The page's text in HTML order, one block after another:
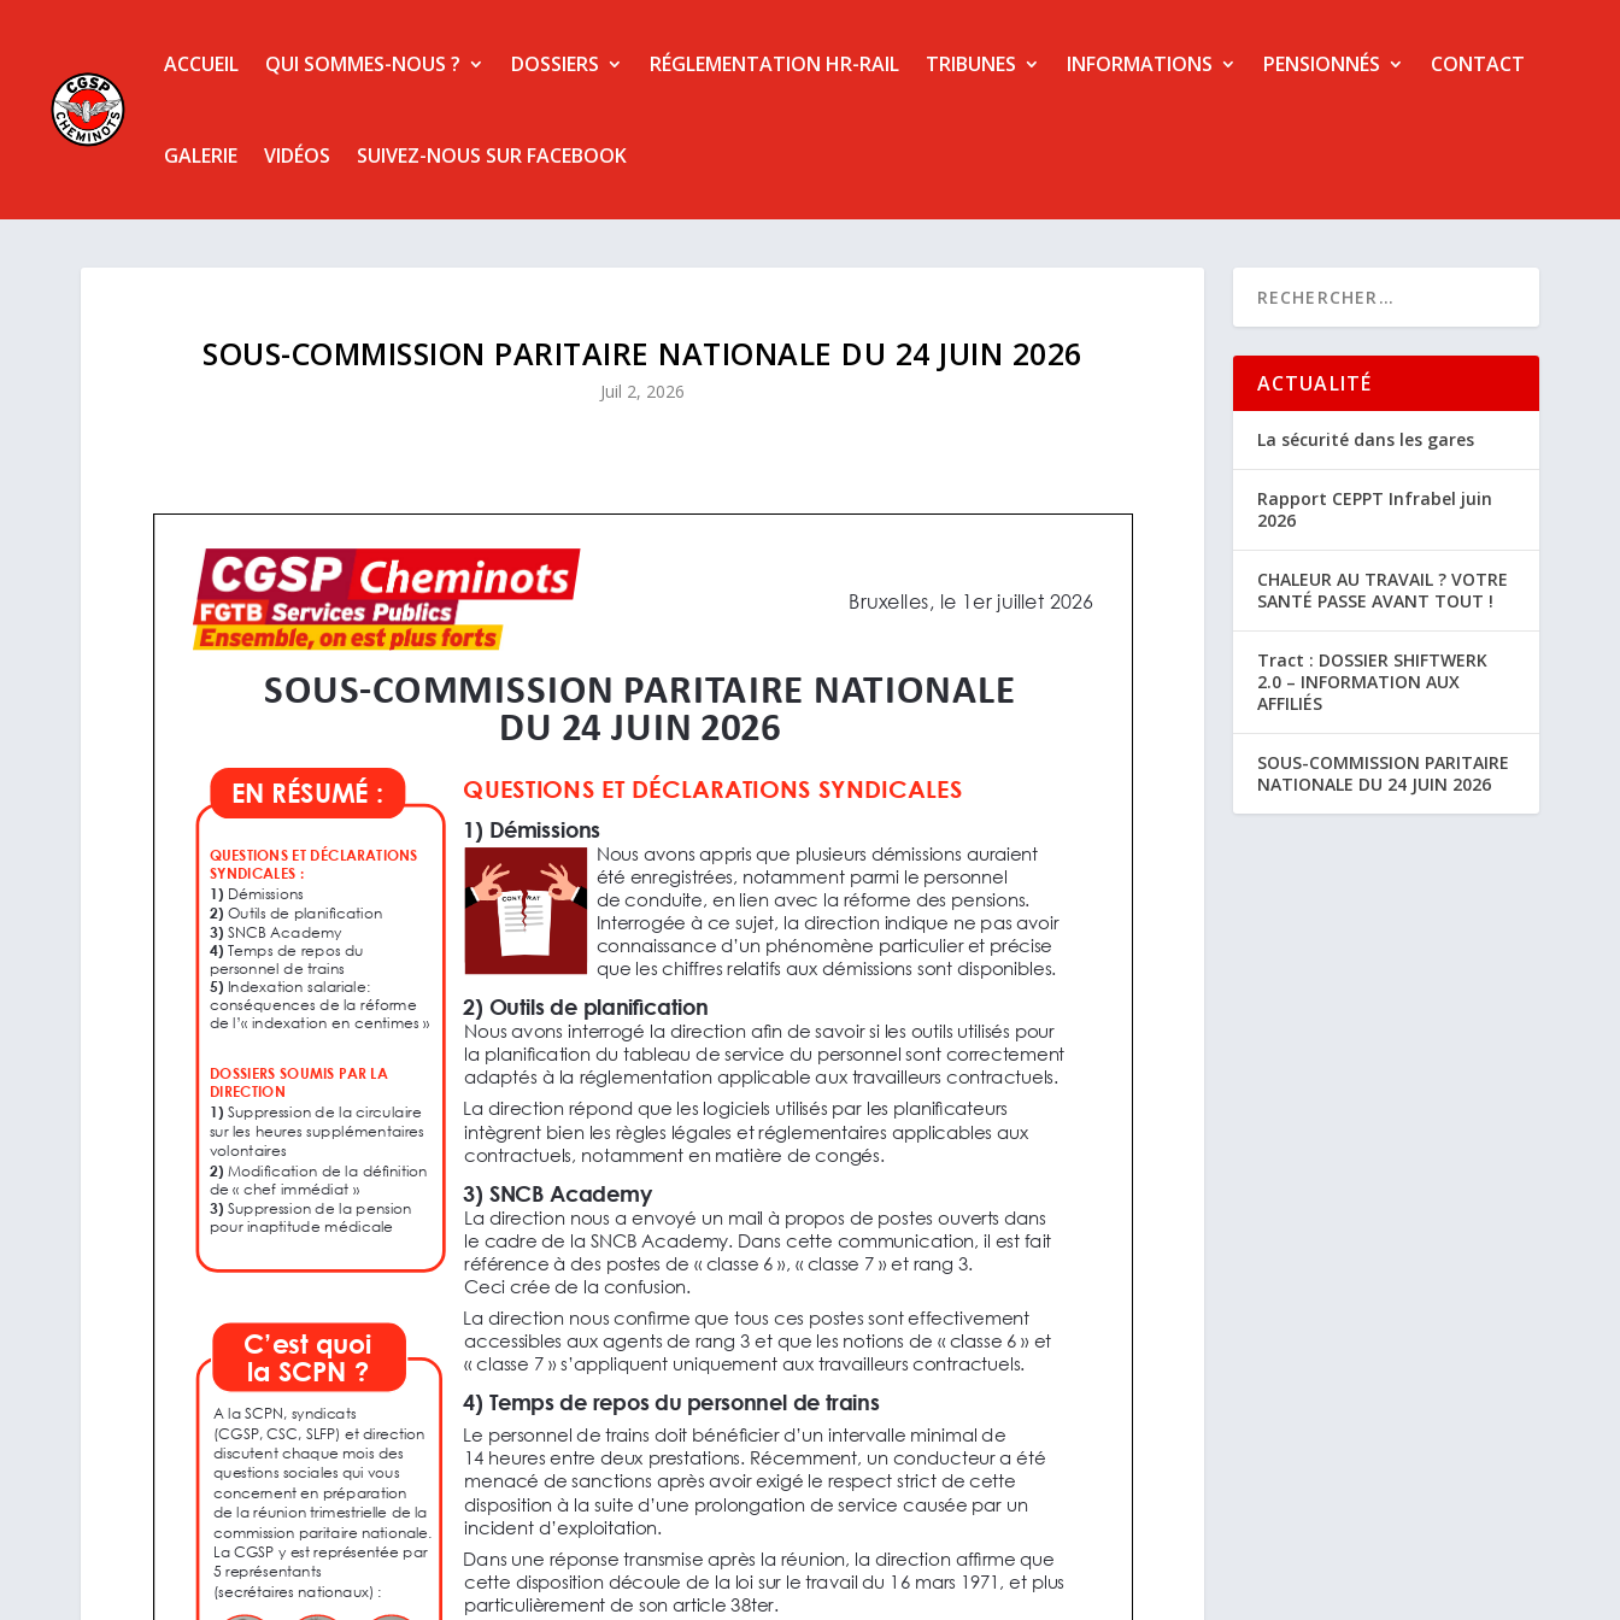
ACCUEIL QUI SOMMES-NOUS ? DOSSIERS RÉGLEMENTATION HR-RAIL TRIBUNES INFORMATIONS PENSIONNÉS CONTACT
GALERIE VIDÉOS SUIVEZ-NOUS SUR FACEBOOK
SOUS-COMMISSION PARITAIRE NATIONALE DU 24 JUIN 2026
Juil 2, 2026 ACTUALITÉ
La sécurité dans les gares
Rapport CEPPT Infrabel juin
2026
CHALEUR AU TRAVAIL ? VOTRE
SANTÉ PASSE AVANT TOUT !
Tract : DOSSIER SHIFTWERK
2.0 – INFORMATION AUX
AFFILIÉS
SOUS-COMMISSION PARITAIRE
NATIONALE DU 24 JUIN 2026